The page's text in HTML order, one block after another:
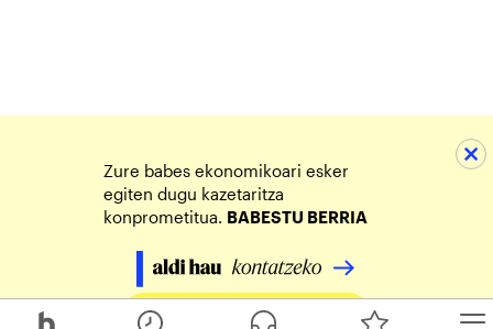
Zure babes ekonomikoari esker
egiten dugu kazetaritza
konprometitua. BABESTU BERRIA
Egin zure ekarpena